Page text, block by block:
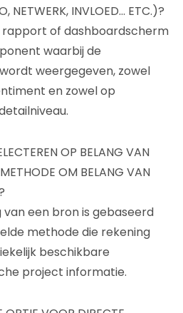
NETWERK, INVLOED… ETC.)?
rapport of dashboardscherm
waarbij de
weergegeven, zowel
en zowel op
OP BELANG VAN
OM BELANG VAN
een bron is gebaseerd
methode die rekening
beschikbare
project informatie.